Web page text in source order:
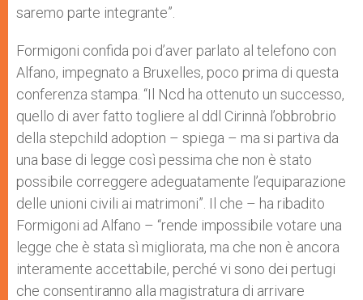
saremo parte integrante”.
Formigoni confida poi d’aver parlato al telefono con
Alfano, impegnato a Bruxelles, poco prima di questa
conferenza stampa. “Il Ncd ha ottenuto un successo,
quello di aver fatto togliere al ddl Cirinnà l’obbrobrio
della stepchild adoption – spiega – ma si partiva da
una base di legge così pessima che non è stato
possibile correggere adeguatamente l’equiparazione
delle unioni civili ai matrimoni”. Il che – ha ribadito
Formigoni ad Alfano – “rende impossibile votare una
legge che è stata sì migliorata, ma che non è ancora
interamente accettabile, perché vi sono dei pertugi
che consentiranno alla magistratura di arrivare